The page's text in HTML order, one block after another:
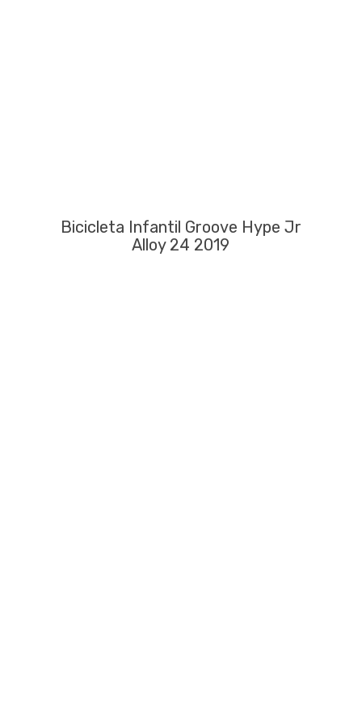
Bicicleta Infantil Groove Hype Jr
Alloy 24 2019